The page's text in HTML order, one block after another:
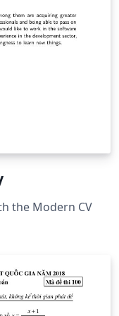
the Modern CV